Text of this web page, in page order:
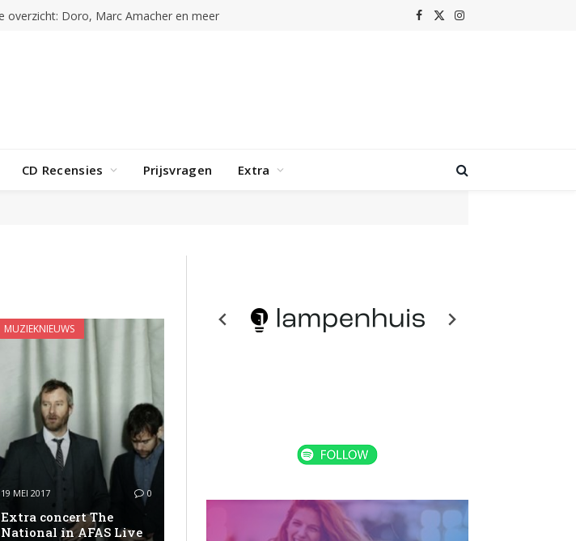
Stray Kids – This & That Facebook
X
Instagram
CD Recensies Prijsvragen Extra
MUZIEKNIEUWS
19 MEI 2017 0
Extra concert The
National in AFAS Live